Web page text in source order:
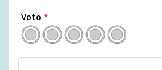
Voto *